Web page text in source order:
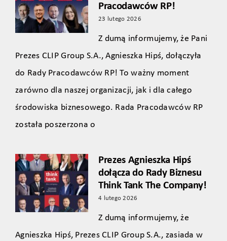
Pracodawców RP!
23 lutego 2026
Z dumą informujemy, że Pani
Prezes CLIP Group S.A., Agnieszka Hipś, dołączyła
do Rady Pracodawców RP! To ważny moment
zarówno dla naszej organizacji, jak i dla całego
środowiska biznesowego. Rada Pracodawców RP
została poszerzona o
Prezes Agnieszka Hipś
dołącza do Rady Biznesu
Think Tank The Company!
4 lutego 2026
Z dumą informujemy, że
Agnieszka Hipś, Prezes CLIP Group S.A., zasiada w